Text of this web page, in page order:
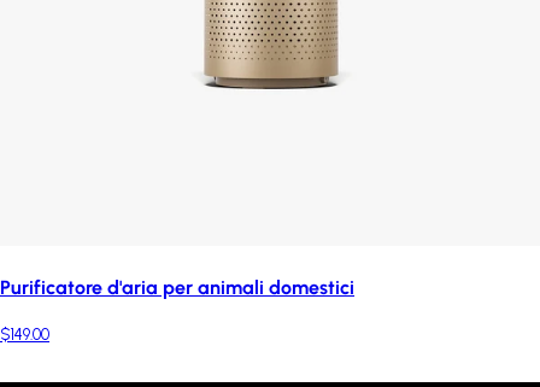
Purificatore d'aria per animali domestici
$149.00